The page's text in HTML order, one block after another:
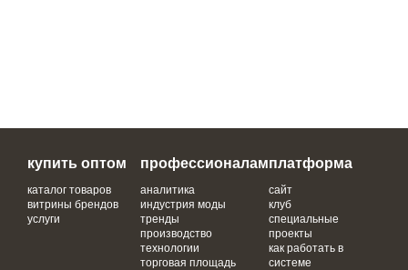
купить оптом
каталог товаров
витрины брендов
услуги
профессионалам
аналитика
индустрия моды
тренды
производство
технологии
торговая площадь
платформа
сайт
клуб
специальные
проекты
как работать в
системе